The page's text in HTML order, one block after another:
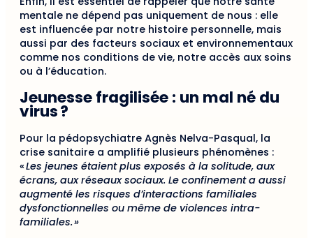
mentale ne dépend pas uniquement de nous : elle
est influencée par notre histoire personnelle, mais
aussi par des facteurs sociaux et environnementaux
comme nos conditions de vie, notre accès aux soins
ou à l’éducation.
Jeunesse fragilisée : un mal né du
virus ?
Pour la pédopsychiatre Agnès Nelva-Pasqual, la
crise sanitaire a amplifié plusieurs phénomènes :
«Les jeunes étaient plus exposés à la solitude, aux
écrans, aux réseaux sociaux. Le confinement a aussi
augmenté les risques d’interactions familiales
dysfonctionnelles ou même de violences intra-
familiales.»